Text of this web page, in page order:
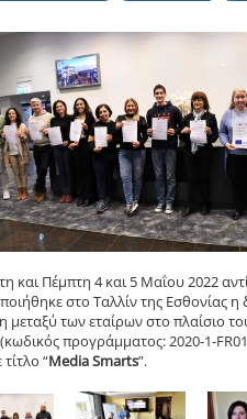
και Πέμπτη 4 και 5 Μαΐου 2022
στο Ταλλίν της Εσθονίας η
μεταξύ των εταίρων στο πλαίσιο
προγράμματος: 2020-1-
“Media Smarts”.